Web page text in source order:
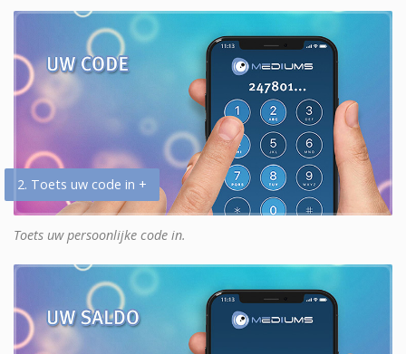
2. Toets uw code in +
Toets uw persoonlijke code in.